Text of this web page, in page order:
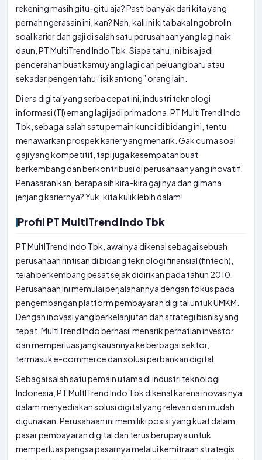
rekening masih gitu-gitu aja? Pasti banyak dari kita yang
pernah ngerasain ini, kan? Nah, kali ini kita bakal ngobrolin
soal karier dan gaji di salah satu perusahaan yang lagi naik
daun, PT MultiTrend Indo Tbk. Siapa tahu, ini bisa jadi
pencerahan buat kamu yang lagi cari peluang baru atau
sekadar pengen tahu “isi kantong” orang lain.
Di era digital yang serba cepat ini, industri teknologi
informasi (TI) emang lagi jadi primadona. PT MultiTrend Indo
Tbk, sebagai salah satu pemain kunci di bidang ini, tentu
menawarkan prospek karier yang menarik. Gak cuma soal
gaji yang kompetitif, tapi juga kesempatan buat
berkembang dan berkontribusi di perusahaan yang inovatif.
Penasaran kan, berapa sih kira-kira gajinya dan gimana
jenjang kariernya? Yuk, kita kulik lebih dalam!
Profil PT MultITrend Indo Tbk
PT MultITrend Indo Tbk, awalnya dikenal sebagai sebuah
perusahaan rintisan di bidang teknologi finansial (fintech),
telah berkembang pesat sejak didirikan pada tahun 2010.
Perusahaan ini memulai perjalanannya dengan fokus pada
pengembangan platform pembayaran digital untuk UMKM.
Dengan inovasi yang berkelanjutan dan strategi bisnis yang
tepat, MultITrend Indo berhasil menarik perhatian investor
dan memperluas jangkauannya ke berbagai sektor,
termasuk e-commerce dan solusi perbankan digital.
Sebagai salah satu pemain utama di industri teknologi
Indonesia, PT MultITrend Indo Tbk dikenal karena inovasinya
dalam menyediakan solusi digital yang relevan dan mudah
digunakan. Perusahaan ini memiliki posisi yang kuat dalam
pasar pembayaran digital dan terus berupaya untuk
memperluas pangsa pasarnya melalui kemitraan strategis